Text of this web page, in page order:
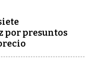
por presuntos